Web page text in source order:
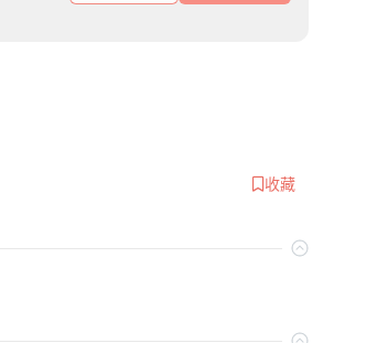
收藏